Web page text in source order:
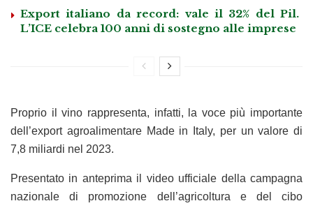
Export italiano da record: vale il 32% del Pil.
L’ICE celebra 100 anni di sostegno alle imprese
Proprio il vino rappresenta, infatti, la voce più importante
dell’export agroalimentare Made in Italy, per un valore di
7,8 miliardi nel 2023.
Presentato in anteprima il video ufficiale della campagna
nazionale di promozione dell’agricoltura e del cibo